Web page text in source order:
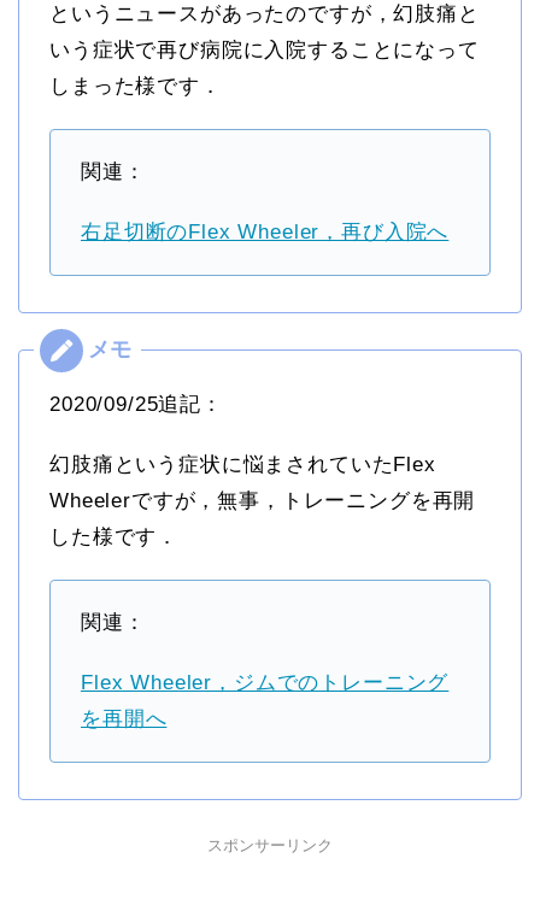
というニュースがあったのですが，幻肢痛と
いう症状で再び病院に入院することになって
しまった様です．
関連：
右足切断のFlex Wheeler，再び入院へ
2020/09/25追記：
幻肢痛という症状に悩まされていたFlex
Wheelerですが，無事，トレーニングを再開
した様です．
関連：
Flex Wheeler，ジムでのトレーニング
を再開へ
スポンサーリンク